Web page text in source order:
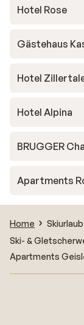
Hotel Rose
Gästehaus
Hotel
Hotel Alpina
BRUGGER
Apartments
Home Skiurlaub
Ski- &
Apartments